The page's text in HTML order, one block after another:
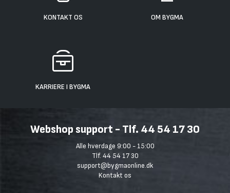
KONTAKT OS OM BYGMA
KARRIERE I BYGMA
Webshop support - Tlf. 44 54 17 30
Alle hverdage 9:00 - 15:00
Tlf. 44 54 17 30
support@bygmaonline.dk
Kontakt os